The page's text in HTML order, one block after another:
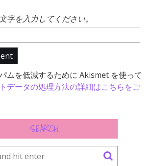
字を入力してください。
ムを低減するために Akismet を使って
データの処理方法の詳細はこちらをご
SEARCH